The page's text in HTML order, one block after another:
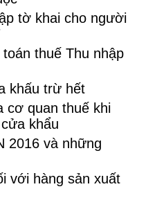
tờ khai cho người
thuế Thu nhập
khấu trừ hết
cơ quan thuế khi
khẩu
2016 và những
với hàng sản xuất